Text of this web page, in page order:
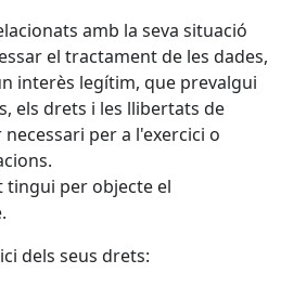
amb la seva situació
el tractament de les dades,
interès legítim, que prevalgui
els drets i les llibertats de
per a l'exercici o
tingui per objecte el
dels seus drets: